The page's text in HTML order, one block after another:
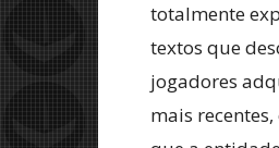
totalmente
textos que
jogadores
mais